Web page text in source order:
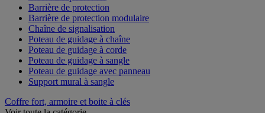
Arceau de protection
Barrière de protection
Barrière de protection modulaire
Chaîne de signalisation
Poteau de guidage à chaîne
Poteau de guidage à corde
Poteau de guidage à sangle
Poteau de guidage avec panneau
Coffre fort, armoire et boite à clés